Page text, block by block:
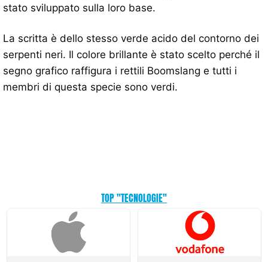
stato sviluppato sulla loro base.
La scritta è dello stesso verde acido del contorno dei
serpenti neri. Il colore brillante è stato scelto perché il
segno grafico raffigura i rettili Boomslang e tutti i
membri di questa specie sono verdi.
TOP "TECNOLOGIE"